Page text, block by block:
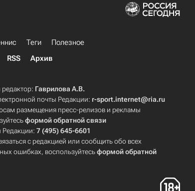
Теги
Полезное
RSS Архив
Гаврилова А.В.
почты Редакции: r-sport.internet@ria.ru
размещения пресс-релизов и рекламы
формой обратной связи
Редакции:7 (495) 645-6601
с редакцией или сообщить обо всех
ошибках, воспользуйтесьформой обратной